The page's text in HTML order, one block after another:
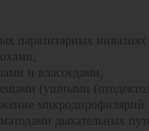
паразитарных
и власоедами;
(ушными
дыхательных